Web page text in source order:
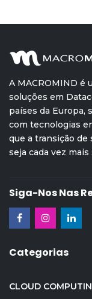
A MACROMIND é
soluções em
países da Europa,
com tecnologias
que a transição
seja cada vez
Siga-Nos Nas
Categorias
CLOUD